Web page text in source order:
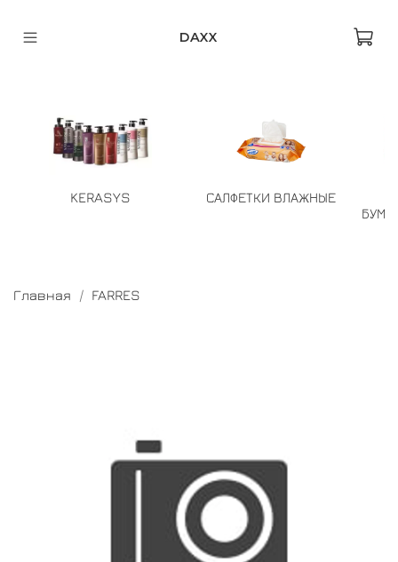
DAXX
KERASYS
САЛФЕТКИ ВЛАЖНЫЕ
Главная FARRES